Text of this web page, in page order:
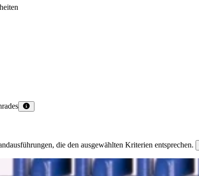
die den ausgewählten Kriterien entsprechen.